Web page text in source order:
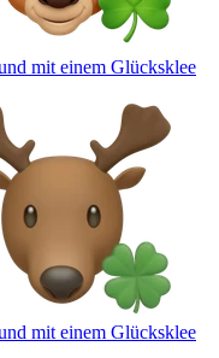
mit einem Glücksklee
mit einem Glücksklee